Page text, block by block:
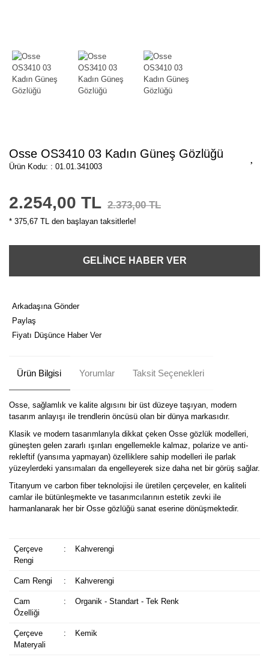
Osse OS3410 03 Kadın Güneş Gözlüğü
Ürün Kodu: : 01.01.341003
2.254,00 TL 2.373,00 TL
* 375,67 TL den başlayan taksitlerle!
GELİNCE HABER VER
Arkadaşına Gönder
Paylaş
Fiyatı Düşünce Haber Ver
Ürün Bilgisi Yorumlar Taksit Seçenekleri
Osse, sağlamlık ve kalite algısını bir üst düzeye taşıyan, modern
tasarım anlayışı ile trendlerin öncüsü olan bir dünya markasıdır.
Klasik ve modern tasarımlarıyla dikkat çeken Osse gözlük modelleri,
güneşten gelen zararlı ışınları engellemekle kalmaz, polarize ve anti-
rekleftif (yansıma yapmayan) özelliklere sahip modelleri ile parlak
yüzeylerdeki yansımaları da engelleyerek size daha net bir görüş sağlar.
Titanyum ve carbon fiber teknolojisi ile üretilen çerçeveler, en kaliteli
camlar ile bütünleşmekte ve tasarımcılarının estetik zevki ile
harmanlanarak her bir Osse gözlüğü sanat eserine dönüşmektedir.
Çerçeve
Rengi
: Kahverengi
Cam Rengi : Kahverengi
Cam
Özelliği
: Organik - Standart - Tek Renk
Çerçeve
Materyali
: Kemik